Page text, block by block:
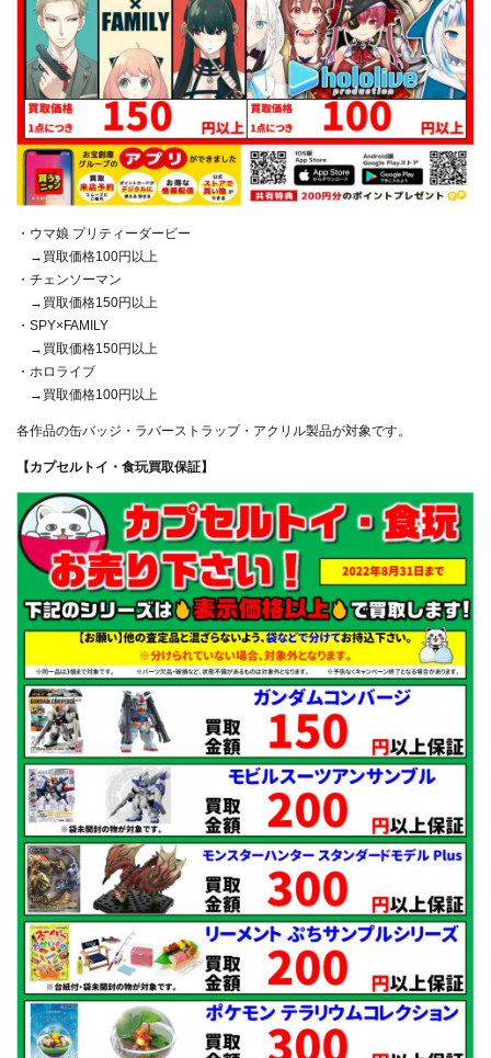
・ウマ娘 プリティーダービー
→買取価格100円以上
・チェンソーマン
→買取価格150円以上
・SPY×FAMILY
→買取価格150円以上
・ホロライブ
→買取価格100円以上
各作品の缶バッジ・ラバーストラップ・アクリル製品が対象です。
【カプセルトイ・食玩買取保証】